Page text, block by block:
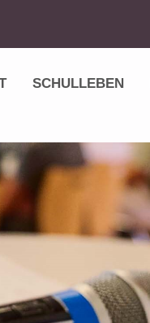
SCHULLEBEN